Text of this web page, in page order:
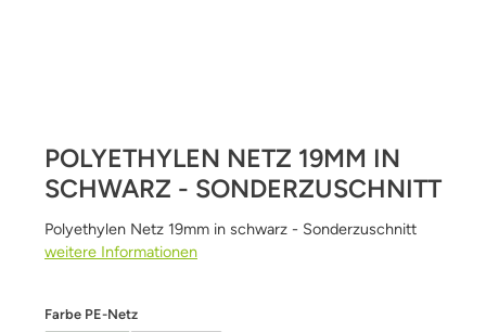
POLYETHYLEN NETZ 19MM IN
SCHWARZ - SONDERZUSCHNITT
Polyethylen Netz 19mm in schwarz - Sonderzuschnitt
weitere Informationen
Farbe PE-Netzauswählen